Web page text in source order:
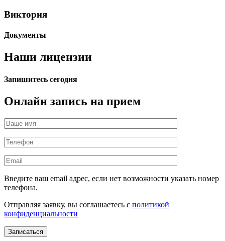
Виктория
Документы
Наши лицензии
Запишитесь сегодня
Онлайн запись на прием
Введите ваш email адрес, если нет возможности указать номер
телефона.
Отправляя заявку, вы соглашаетесь с политикой
конфиденциальности
Записаться